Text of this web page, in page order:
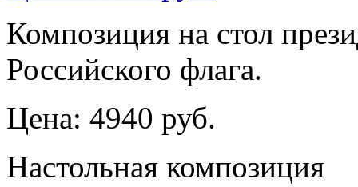
Композиция на стол
Российского флага.
Цена: 4940 руб.
Настольная композиция